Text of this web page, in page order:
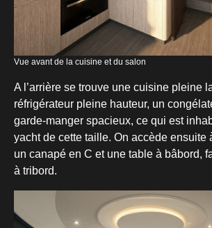
Vue avant de la cuisine et du
A l’arrière se trouve une cuisine pleine
réfrigérateur pleine hauteur, un
garde-manger spacieux, ce qui est
yacht de cette taille. On accède ensuite
un canapé en C et une table à bâbord,
à tribord.